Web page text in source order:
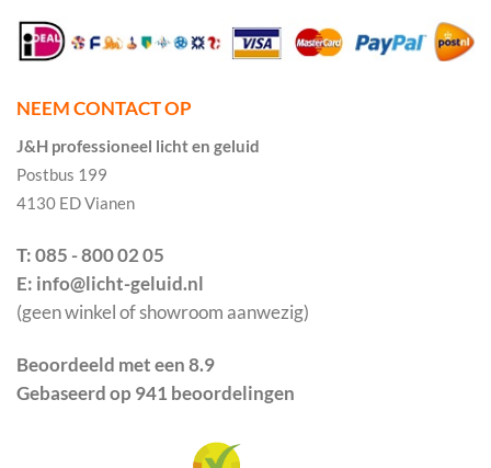
NEEM CONTACT OP
J&H professioneel licht en geluid
Postbus 199
4130 ED Vianen
T: 085 - 800 02 05
E: info@licht-geluid.nl
(geen winkel of showroom aanwezig)
Beoordeeld met een 8.9
Gebaseerd op 941 beoordelingen